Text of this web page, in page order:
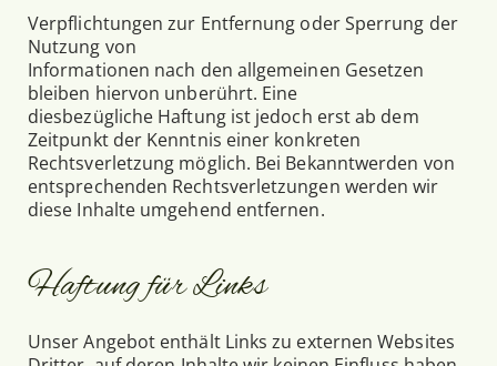
Verpflichtungen zur Entfernung oder Sperrung der
Nutzung von
Informationen nach den allgemeinen Gesetzen
bleiben hiervon unberührt. Eine
diesbezügliche Haftung ist jedoch erst ab dem
Zeitpunkt der Kenntnis einer konkreten
Rechtsverletzung möglich. Bei Bekanntwerden von
entsprechenden Rechtsverletzungen werden wir
diese Inhalte umgehend entfernen.
Haftung für Links
Unser Angebot enthält Links zu externen Websites